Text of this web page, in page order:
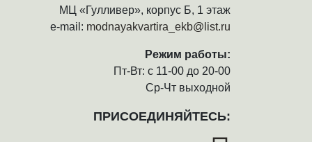
МЦ «Гулливер», корпус Б, 1 этаж
e-mail: modnayakvartira_ekb@list.ru
Режим работы:
Пт-Вт: с 11-00 до 20-00
Ср-Чт выходной
ПРИСОЕДИНЯЙТЕСЬ: